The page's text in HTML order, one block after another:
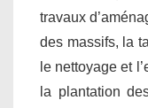
travaux
des massifs, la
le nettoyage et
la plantation